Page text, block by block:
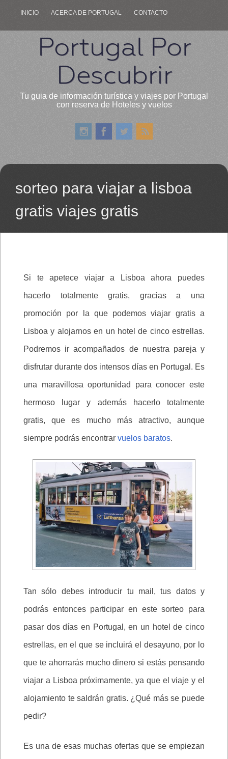
INICIO ACERCA DE PORTUGAL CONTACTO
Portugal Por
Descubrir
Tu guia de información turística y viajes por Portugal
con reserva de Hoteles y vuelos
sorteo para viajar a lisboa
gratis viajes gratis
Si te apetece viajar a Lisboa ahora puedes
hacerlo totalmente gratis, gracias a una
promoción por la que podemos viajar gratis a
Lisboa y alojarnos en un hotel de cinco estrellas.
Podremos ir acompañados de nuestra pareja y
disfrutar durante dos intensos días en Portugal. Es
una maravillosa oportunidad para conocer este
hermoso lugar y además hacerlo totalmente
gratis, que es mucho más atractivo, aunque
siempre podrás encontrar vuelos baratos.
Tan sólo debes introducir tu mail, tus datos y
podrás entonces participar en este sorteo para
pasar dos días en Portugal, en un hotel de cinco
estrellas, en el que se incluirá el desayuno, por lo
que te ahorrarás mucho dinero si estás pensando
viajar a Lisboa próximamente, ya que el viaje y el
alojamiento te saldrán gratis. ¿Qué más se puede
pedir?
Es una de esas muchas ofertas que se empiezan